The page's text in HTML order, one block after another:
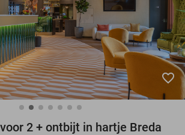
favorite_border
2 + ontbijt in hartje Breda